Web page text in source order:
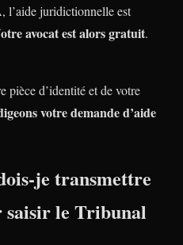
l’aide juridictionnelle est
avocat est alors gratuit.
pièce d’identité et de votre
votre demande d’aide
je transmettre
saisir le Tribunal